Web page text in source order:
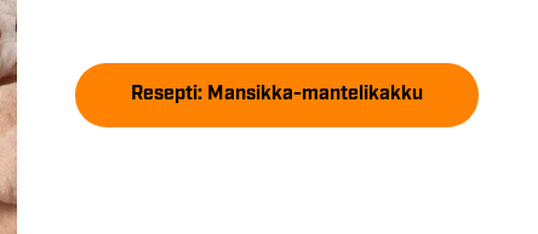
Resepti: Mansikka-mantelikakku